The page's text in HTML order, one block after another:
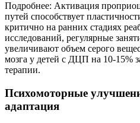
Подробнее: Активация
путей способствует
критично на ранних стадиях
исследований, регулярные
увеличивают объем серого
мозга у детей с ДЦП на 10-15%
терапии.
Психомоторные
адаптация